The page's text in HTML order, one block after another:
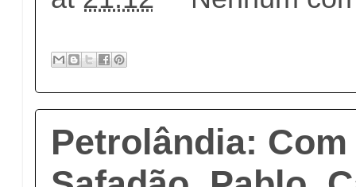
Petrolândia: